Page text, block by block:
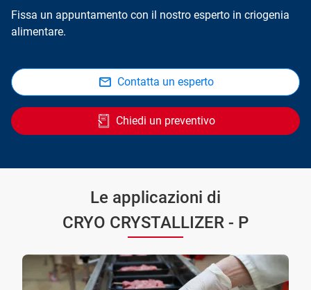
Fissa un appuntamento con il nostro esperto in criogenia
alimentare.
Contatta un esperto
Chiedi un preventivo
Le applicazioni di
CRYO CRYSTALLIZER - P